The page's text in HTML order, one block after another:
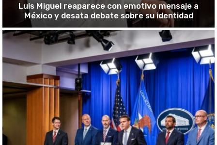
Luis Miguel reaparece con emotivo mensaje a
México y desata debate sobre su identidad